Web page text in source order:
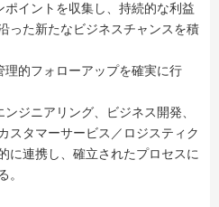
イントを収集し、持続的な利益
った新たなビジネスチャンスを積
的フォローアップを確実に行
ジニアリング、ビジネス開発、
スタマーサービス／ロジスティク
に連携し、確立されたプロセスに
。